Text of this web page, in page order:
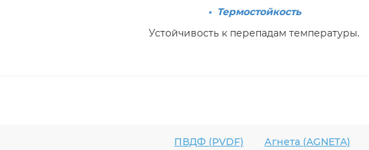
• Термостойкость
Устойчивость к перепадам температуры.
ПВДФ (PVDF) Агнета (AGNETA)